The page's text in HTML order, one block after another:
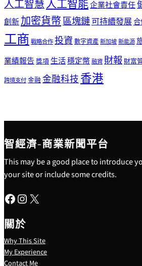
人工智慧人工智能企業社會責任
創新加密貨幣區塊鏈可持續發展
工商戰略合作投資數字資產新加坡新能源
業績報告獎項生活穩定幣融資財報 財富
跨境支付金融 金融科技香港
智經濟-商業新聞平台
This may be a good place to introduce
your site or include some credits.
Facebook Instagram X
關於
Why This Site
My Experience
Contact Me